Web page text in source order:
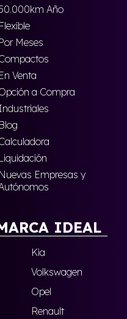
Año
Flexible
Por Meses
En Venta
a Compra
Blog
Liquidación
Nuevas Empresas y
IDEAL
Kia
Volkswagen
Opel
Renault